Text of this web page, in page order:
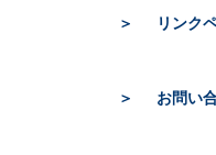
リンク
お問い